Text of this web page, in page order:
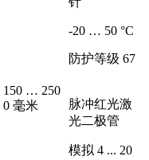
-20 … 50 °C
防护等级 67
150 … 250
0 毫米
脉冲红光激
光二极管
模拟 4 ... 20